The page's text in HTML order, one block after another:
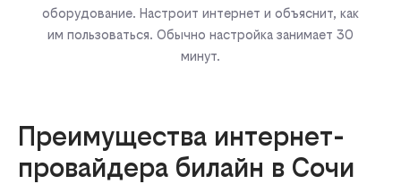
оборудование. Настроит интернет и объяснит, как
им пользоваться. Обычно настройка занимает 30
минут.
Преимущества интернет-
провайдера билайн в Сочи